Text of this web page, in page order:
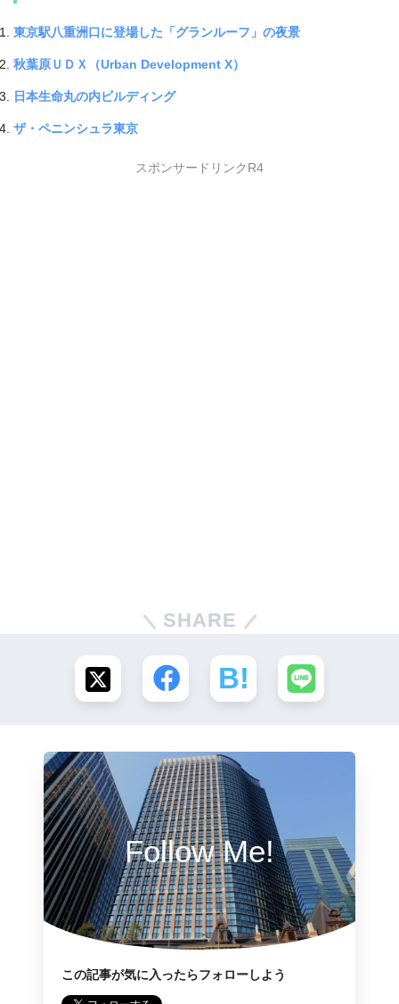
東京駅八重洲口に登場した「グランルーフ」の夜景
秋葉原ＵＤＸ（Urban Development X）
日本生命丸の内ビルディング
ザ・ペニンシュラ東京
スポンサードリンクR4
SHARE
Follow Me!
この記事が気に入ったらフォローしよう